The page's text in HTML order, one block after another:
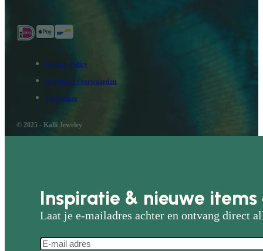
Privacy Policy
Algemene voorwaarden
Disclaimer
© 2025 - Kalli Jewelry
Inspiratie & nieuwe
Laat je e-mailadres achter en ontvang direct